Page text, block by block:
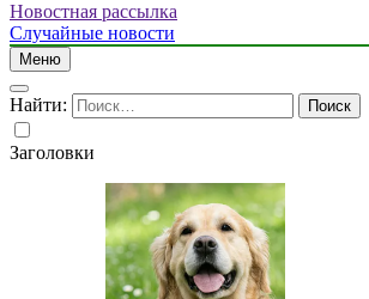
Новостная рассылка
Случайные новости
Меню
Найти:
Заголовки